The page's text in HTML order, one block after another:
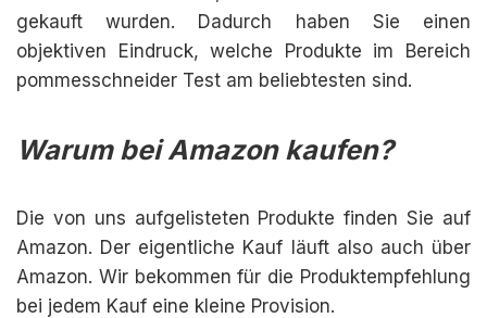
gekauft wurden. Dadurch haben Sie einen
objektiven Eindruck, welche Produkte im Bereich
pommesschneider Test am beliebtesten sind.
Warum bei Amazon kaufen?
Die von uns aufgelisteten Produkte finden Sie auf
Amazon. Der eigentliche Kauf läuft also auch über
Amazon. Wir bekommen für die Produktempfehlung
bei jedem Kauf eine kleine Provision.